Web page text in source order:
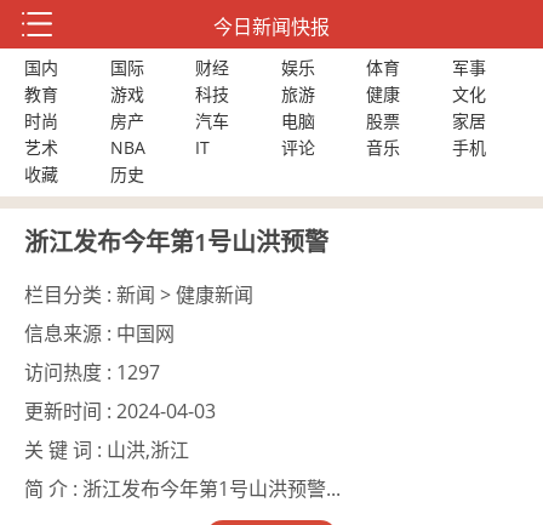
今日新闻快报
国内 国际 财经 娱乐 体育
军事
教育
游戏 科技 旅游 健康
文化
时尚
房产 汽车 电脑 股票
家居
艺术
NBA IT 评论 音乐
手机
收藏
历史
浙江发布今年第1号山洪预警
栏目分类 : 新闻 > 健康新闻
信息来源 : 中国网
访问热度 : 1297
更新时间 : 2024-04-03
关 键 词 : 山洪,浙江
简 介 : 浙江发布今年第1号山洪预警...